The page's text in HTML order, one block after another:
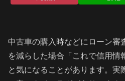
中古車の購入時などにローン審
を減らした場合「これで信用情
と気になることがあります。実